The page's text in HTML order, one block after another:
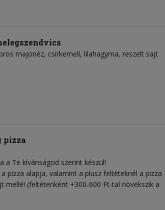
majonéz csirkemell lilahagyma reszelt sajt
pizza
a Te kívánságod szerint készül!
pizza alapja, valamint a plusz feltéteknél a pizza
mellé! (feltétenként +300-600 Ft-tal növekszik a